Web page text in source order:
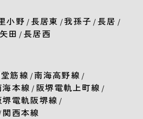
小野 / 長居東 / 我孫子 / 長居 /
矢田 / 長居西
筋線 /南海高野線 /
海本線 / 阪堺電軌上町線 /
堺電軌阪堺線 /
関西本線